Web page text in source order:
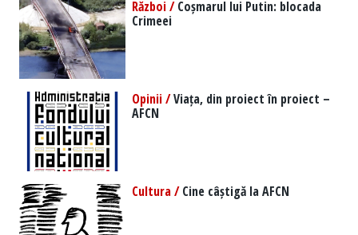
Război /Coșmarul lui Putin: blocada
Crimeei
Opinii /Viața, din proiect în proiect –
AFCN
Cultura /Cine câștigă la AFCN